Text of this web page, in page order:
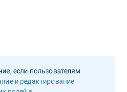
если пользователям
и редактирование